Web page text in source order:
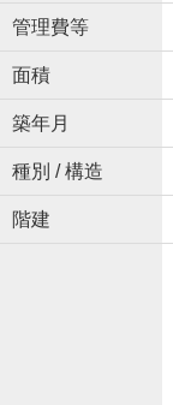
管理費等
面積
築年月
種別 / 構造
階建